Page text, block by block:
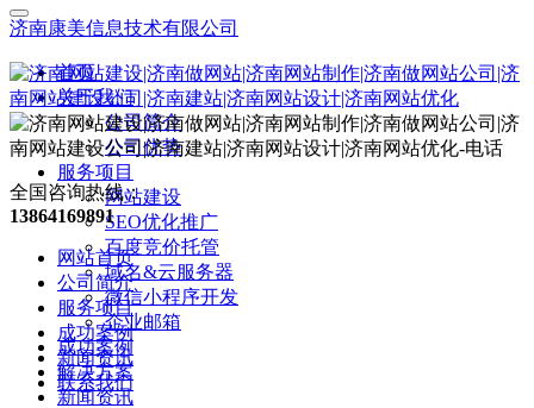
济南康美信息技术有限公司
首页
关于我们
公司简介
公司优势
服务项目
网站建设
SEO优化推广
百度竞价托管
域名&云服务器
微信小程序开发
企业邮箱
成功案例
解决方案
新闻资讯
全国咨询热线：
13864169891
网站首页
公司简介
服务项目
成功案例
新闻资讯
联系我们